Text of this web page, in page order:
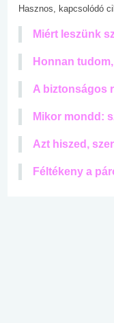
Hasznos, kapcsolódó
Miért leszünk
Honnan
A biztonságos
Mikor mondd:
Azt hiszed,
Féltékeny a